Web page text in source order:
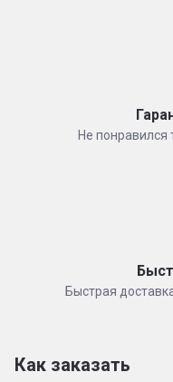
Не
Быстрая
Как заказать